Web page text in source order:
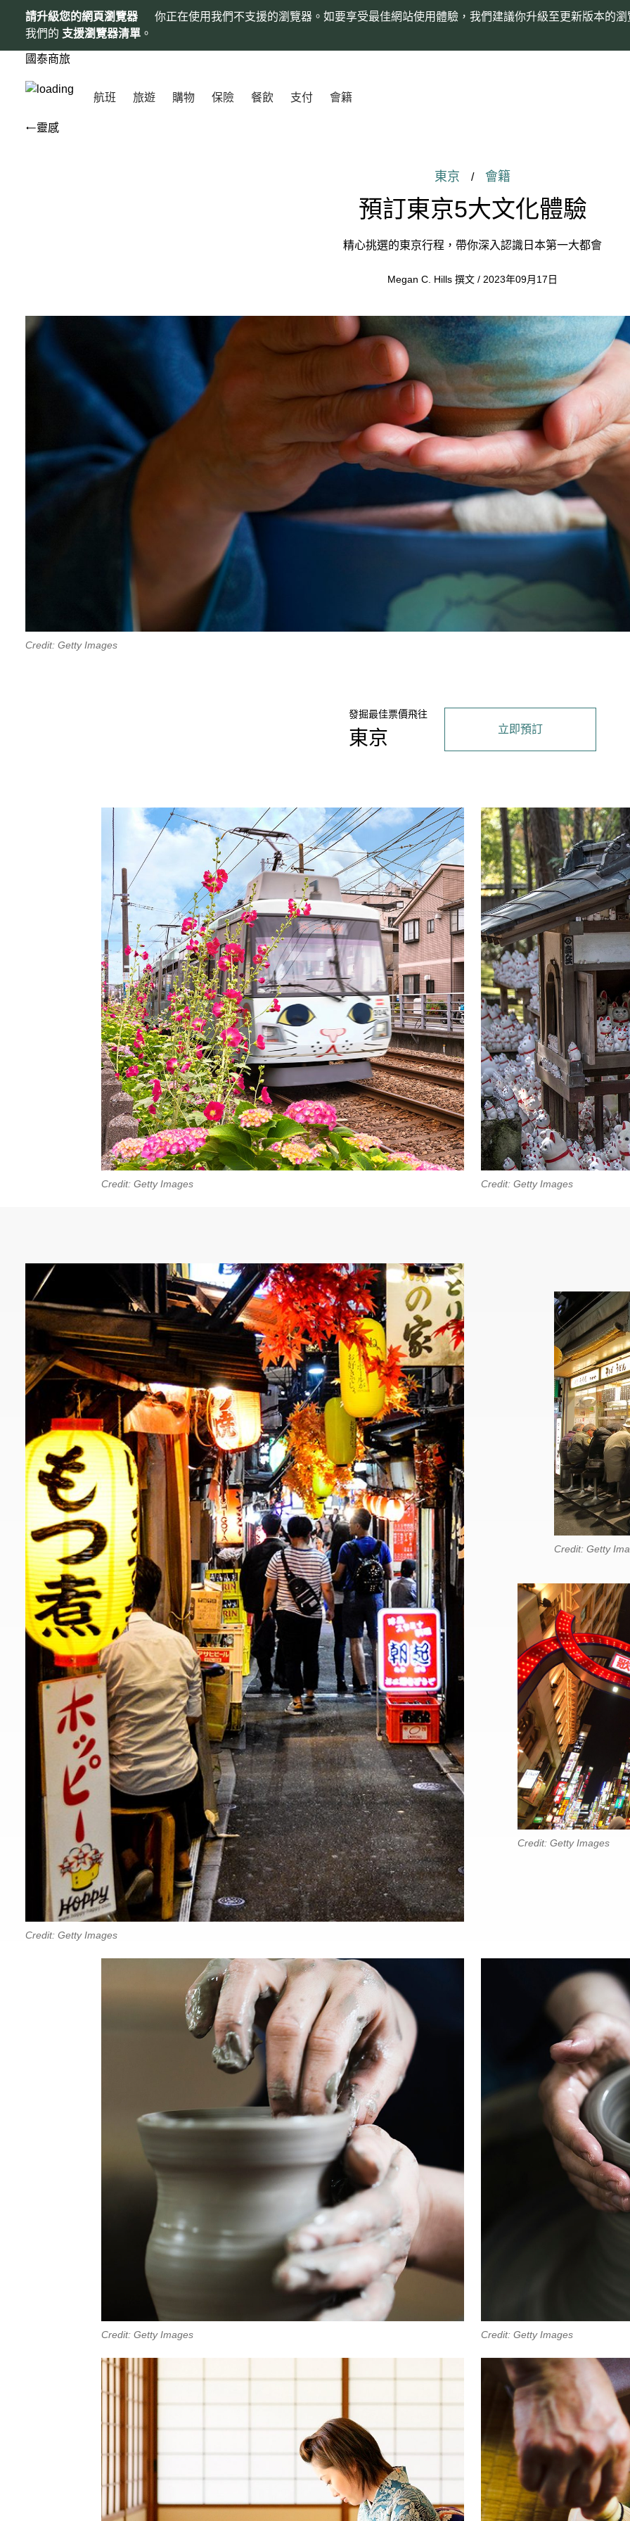
請升級您的網頁瀏覽器
你正在使用我們不支援的瀏覽器。如要享受最佳網站使用體驗，我們建議你升級至更新版本的
我們的 支援瀏覽器清單 。
國泰商旅
航班 旅遊 購物 保險 餐飲 支付 會籍
靈感
東京 / 會籍
預訂東京5大文化體驗
精心挑選的東京行程，帶你深入認識日本第一大都會
Megan C. Hills 撰文 / 2023年09月17日
Credit: Getty Images
發掘最佳票價飛往
東京 立即預訂
Credit: Getty Images Credit: Getty Images
Credit: Getty Images
Credit: Getty
Credit: Getty Images
Credit: Getty Images Credit: Getty Images